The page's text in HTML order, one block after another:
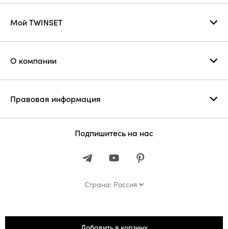
Мой TWINSET
О компании
Правовая информация
Подпишитесь на нас
Страна: Россия